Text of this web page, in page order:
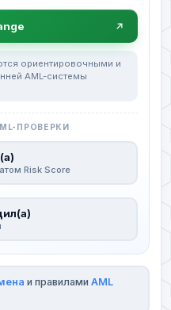
ориентировочными и
AML-системы
ПРОВЕРКИ
Risk Score
и правилами AML